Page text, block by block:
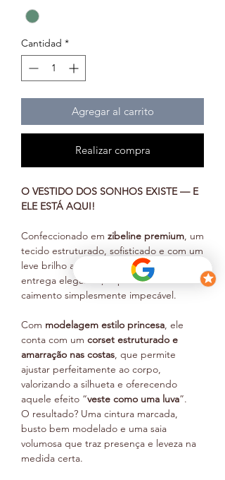
Cantidad *
Agregar al carrito
Realizar compra
O VESTIDO DOS SONHOS EXISTE — E
ELE ESTÁ AQUI!
Confeccionado em zibeline premium, um
tecido estruturado, sofisticado e com um
leve brilho acetinado, esse vestido
entrega elegância, imponência e um
caimento simplesmente impecável.
Com modelagem estilo princesa, ele
conta com um corset estruturado e
amarração nas costas, que permite
ajustar perfeitamente ao corpo,
valorizando a silhueta e oferecendo
aquele efeito “veste como uma luva”.
O resultado? Uma cintura marcada,
busto bem modelado e uma saia
volumosa que traz presença e leveza na
medida certa.